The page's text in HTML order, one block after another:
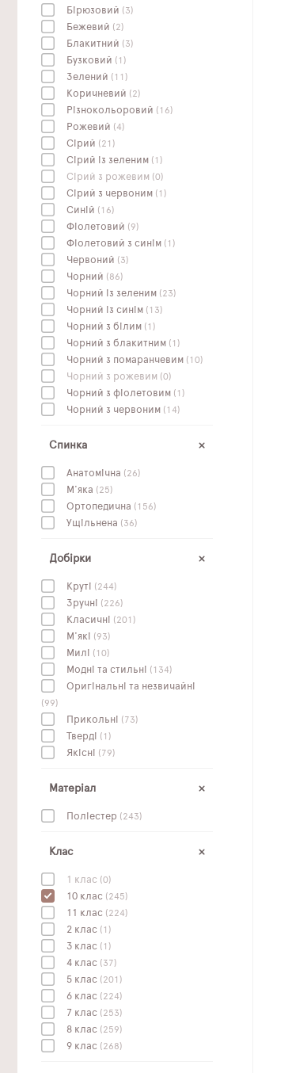
Бірюзовий (3)
Бежевий (2)
Блакитний (3)
Бузковий (1)
Зелений (11)
Коричневий (2)
Різнокольоровий (16)
Рожевий (4)
Сірий (21)
Сірий із зеленим (1)
Сірий з рожевим (0)
Сірий з червоним (1)
Синій (16)
Фіолетовий (9)
Фіолетовий з синім (1)
Червоний (3)
Чорний (86)
Чорний із зеленим (23)
Чорний із синім (13)
Чорний з білим (1)
Чорний з блакитним (1)
Чорний з помаранчевим (10)
Чорний з рожевим (0)
Чорний з фіолетовим (1)
Чорний з червоним (14)
Спинка
Анатомічна (26)
М'яка (25)
Ортопедична (156)
Ущільнена (36)
Добірки
Круті (244)
Зручні (226)
Класичні (201)
М'які (93)
Милі (10)
Модні та стильні (134)
Оригінальні та незвичайні
(99)
Прикольні (73)
Тверді (1)
Якісні (79)
Матеріал
Поліестер (243)
Клас
1 клас (0)
10 клас (245)
11 клас (224)
2 клас (1)
3 клас (1)
4 клас (37)
5 клас (201)
6 клас (224)
7 клас (253)
8 клас (259)
9 клас (268)